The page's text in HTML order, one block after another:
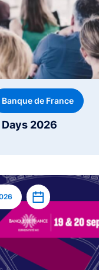
Days 2026
Banque de France
Ajouter à